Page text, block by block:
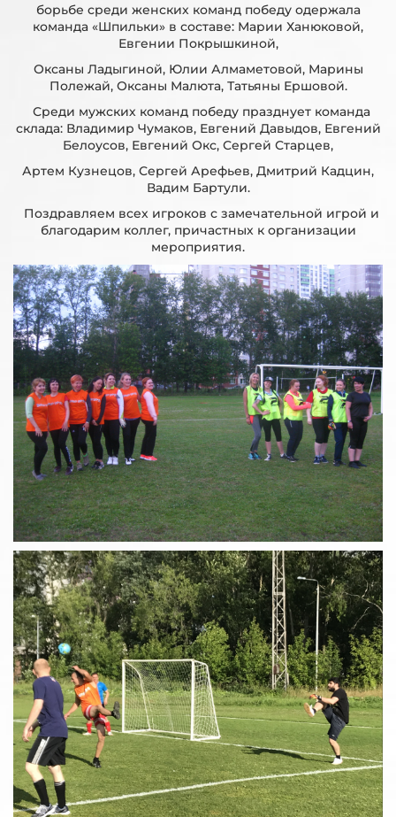
борьбе среди женских команд победу одержала
команда «Шпильки» в составе: Марии Ханюковой,
Евгении Покрышкиной,
Оксаны Ладыгиной, Юлии Алмаметовой, Марины
Полежай, Оксаны Малюта, Татьяны Ершовой.
Среди мужских команд победу празднует команда
склада: Владимир Чумаков, Евгений Давыдов, Евгений
Белоусов, Евгений Окс, Сергей Старцев,
Артем Кузнецов, Сергей Арефьев, Дмитрий Кадцин,
Вадим Бартули.
Поздравляем всех игроков с замечательной игрой и
благодарим коллег, причастных к организации
мероприятия.